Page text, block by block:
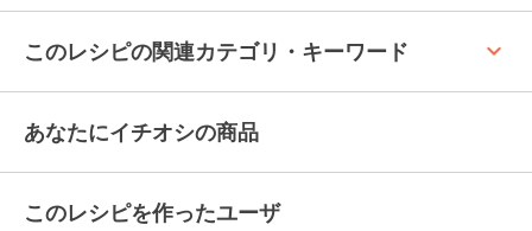
このレシピの関連カテゴリ・キーワード keyboard_arrow_up
あなたにイチオシの商品
このレシピを作ったユーザ